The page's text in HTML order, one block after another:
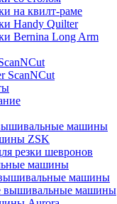
на квилт-раме
Handy Quilter
Bernina Long Arm
ScanNCut
машины
ZSK
резки шевронов
машины
машины
вышивальные машины